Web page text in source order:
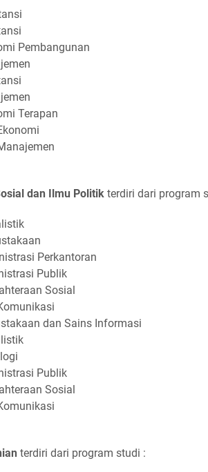
Pembangunan
Terapan
dan Ilmu Politik terdiri dari program
Perkantoran
Publik
Sosial
dan Sains Informasi
Publik
Sosial
terdiri dari program studi :